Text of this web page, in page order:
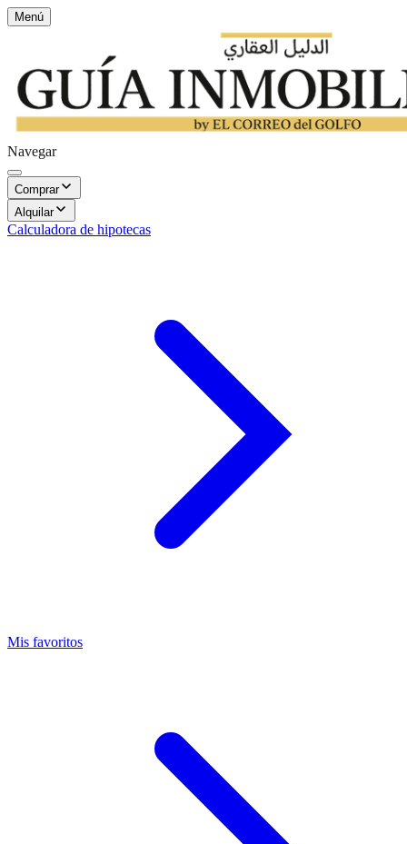
Menú
Navegar
Comprar
Alquilar
Calculadora de hipotecas
Mis favoritos